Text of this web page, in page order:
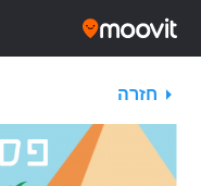
חזרה